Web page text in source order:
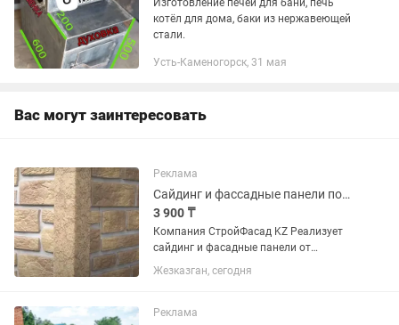
Изготовление печей для бани, печь
котёл для дома, баки из нержавеющей
стали.
Усть-Каменогорск, 31 мая
Вас могут заинтересовать
Реклама
Сайдинг и фассадные панели под кирпич. Рассрочка от банков
3 900 ₸
Компания СтройФасад KZ Реализует
сайдинг и фасадные панели от
Немецких, Белорусских, Российских
производителей. Металлический
Кровельные материалы...
Жезказган, сегодня
Реклама